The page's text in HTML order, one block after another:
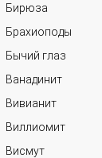
Бирюза
Брахиоподы
Бычий глаз
Ванадинит
Вивианит
Виллиомит
Висмут